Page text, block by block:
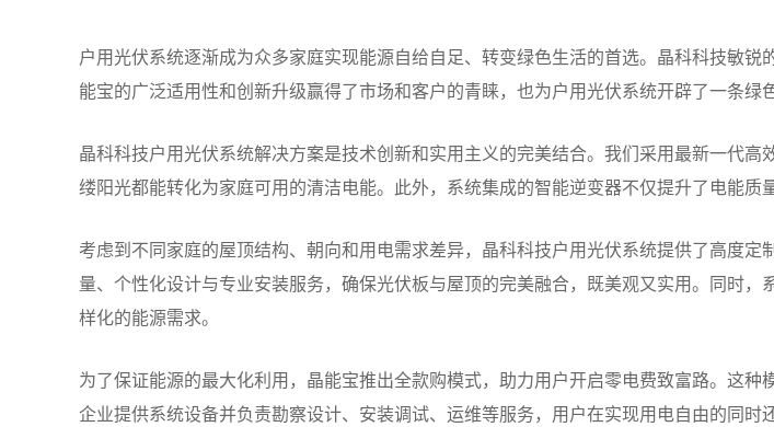
户用光伏系统逐渐成为众多家庭实现能源自给自足、转变绿色生活的首选。晶科科技敏
能宝的广泛适用性和创新升级赢得了市场和客户的青睐，也为户用光伏系统开辟了一条绿
晶科科技户用光伏系统解决方案是技术创新和实用主义的完美结合。我们采用最新一代
缕阳光都能转化为家庭可用的清洁电能。此外，系统集成的智能逆变器不仅提升了电能质
考虑到不同家庭的屋顶结构、朝向和用电需求差异，晶科科技户用光伏系统提供了高度
量、个性化设计与专业安装服务，确保光伏板与屋顶的完美融合，既美观又实用。同时
样化的能源需求。
为了保证能源的最大化利用，晶能宝推出全款购模式，助力用户开启零电费致富路。这
企业提供系统设备并负责勘察设计、安装调试、运维等服务，用户在实现用电自由的同时